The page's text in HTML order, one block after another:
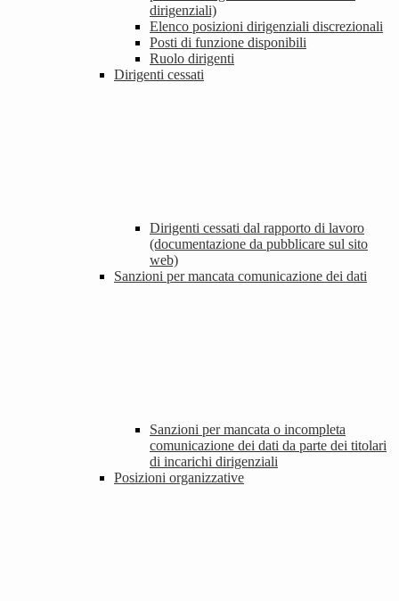
dirigenziali)
Elenco posizioni dirigenziali discrezionali
Posti di funzione disponibili
Ruolo dirigenti
Dirigenti cessati
Dirigenti cessati dal rapporto di lavoro
(documentazione da pubblicare sul sito
web)
Sanzioni per mancata comunicazione dei dati
Sanzioni per mancata o incompleta
comunicazione dei dati da parte dei titolari
di incarichi dirigenziali
Posizioni organizzative